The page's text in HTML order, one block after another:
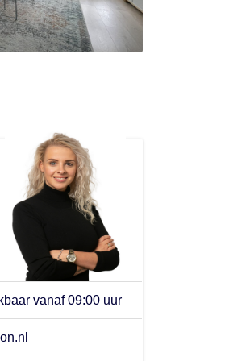
vanaf 09:00 uur